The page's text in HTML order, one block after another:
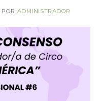
POR ADMINISTRADOR